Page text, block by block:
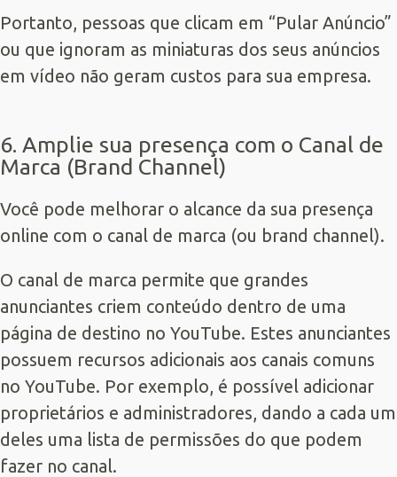
Portanto, pessoas que clicam em “Pular Anúncio”
ou que ignoram as miniaturas dos seus anúncios
em vídeo não geram custos para sua empresa.
6. Amplie sua presença com o Canal de
Marca (Brand Channel)
Você pode melhorar o alcance da sua presença
online com o canal de marca (ou brand channel).
O canal de marca permite que grandes
anunciantes criem conteúdo dentro de uma
página de destino no YouTube. Estes anunciantes
possuem recursos adicionais aos canais comuns
no YouTube. Por exemplo, é possível adicionar
proprietários e administradores, dando a cada um
deles uma lista de permissões do que podem
fazer no canal.